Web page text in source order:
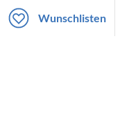
Wunschlisten